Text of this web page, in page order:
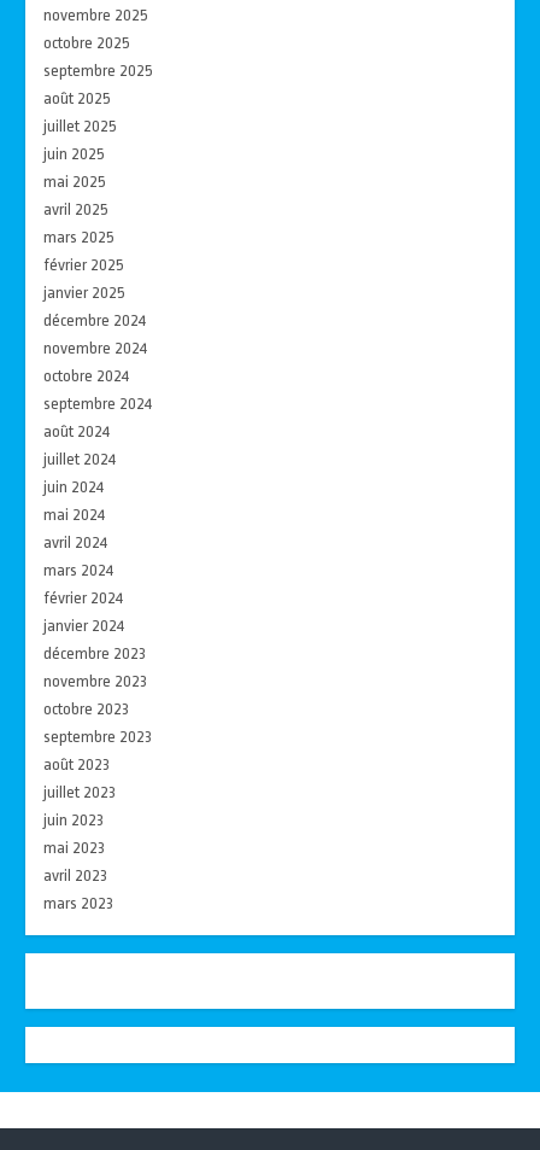
novembre 2025
octobre 2025
septembre 2025
août 2025
juillet 2025
juin 2025
mai 2025
avril 2025
mars 2025
février 2025
janvier 2025
décembre 2024
novembre 2024
octobre 2024
septembre 2024
août 2024
juillet 2024
juin 2024
mai 2024
avril 2024
mars 2024
février 2024
janvier 2024
décembre 2023
novembre 2023
octobre 2023
septembre 2023
août 2023
juillet 2023
juin 2023
mai 2023
avril 2023
mars 2023